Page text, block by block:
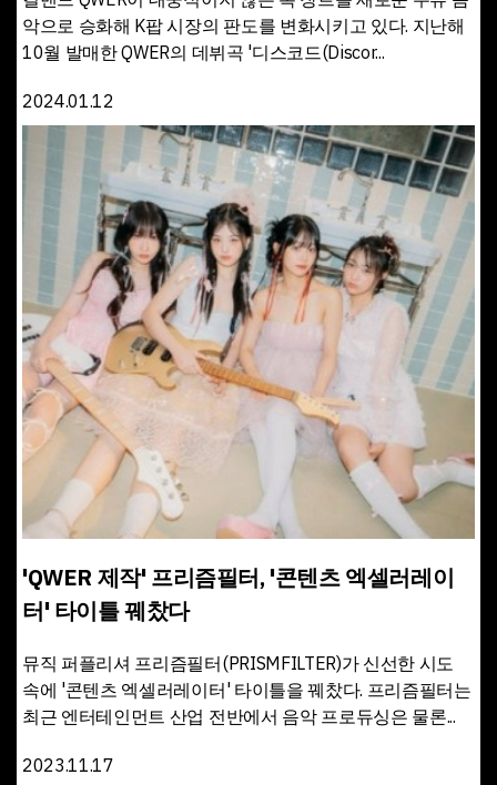
악으로 승화해 K팝 시장의 판도를 변화시키고 있다. 지난해
10월 발매한 QWER의 데뷔곡 '디스코드(Discor...
2024.01.12
'QWER 제작' 프리즘필터, '콘텐츠 엑셀러레이
터' 타이틀 꿰찼다
뮤직 퍼플리셔 프리즘필터(PRISMFILTER)가 신선한 시도
속에 '콘텐츠 엑셀러레이터' 타이틀을 꿰찼다. 프리즘필터는
최근 엔터테인먼트 산업 전반에서 음악 프로듀싱은 물론...
2023.11.17